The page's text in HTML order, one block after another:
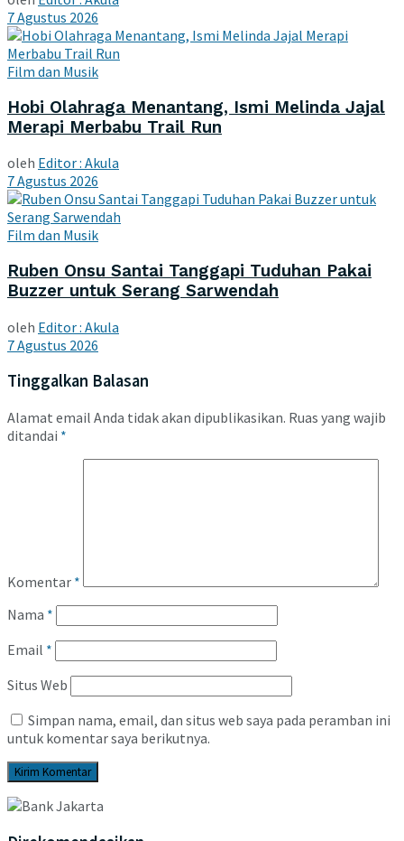
7 Agustus 2026
Film dan Musik
Hobi Olahraga Menantang, Ismi Melinda Jajal
Merapi Merbabu Trail Run
oleh Editor : Akula
7 Agustus 2026
Film dan Musik
Ruben Onsu Santai Tanggapi Tuduhan Pakai
Buzzer untuk Serang Sarwendah
oleh Editor : Akula
7 Agustus 2026
Tinggalkan Balasan
Alamat email Anda tidak akan dipublikasikan. Ruas yang wajib
ditandai *
Komentar *
Nama *
Email *
Situs Web
Simpan nama, email, dan situs web saya pada peramban ini
untuk komentar saya berikutnya.